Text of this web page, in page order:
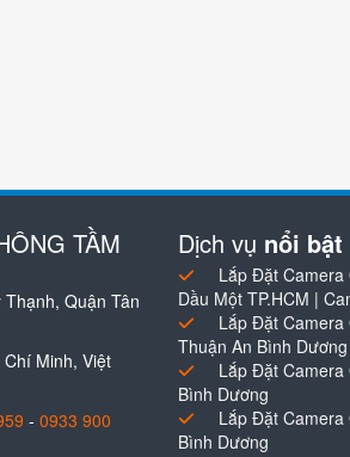
TẦM
Quận Tân
Minh, Việt
- 0933 900
Dịch vụ nổi bật
Lắp Đặt Camera
Dầu Một TP.HCM |
Lắp Đặt Camera
Thuận An Bình Dương
Lắp Đặt Camera
Bình Dương
Lắp Đặt Camera
Bình Dương